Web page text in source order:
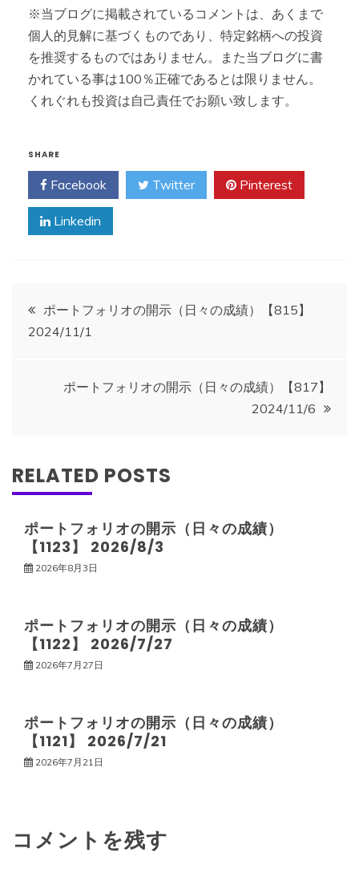
※当ブログに掲載されているコメントは、あくまで
個人的見解に基づくものであり、特定銘柄への投資
を推奨するものではありません。また当ブログに書
かれている事は100％正確であるとは限りません。
くれぐれも投資は自己責任でお願い致します。
SHARE
Facebook Twitter Pinterest
Linkedin
投
稿
ゲ
ー
シ
ン
ポートフォリオの開示（日々の成績）【815】
2024/11/1
ポートフォリオの開示（日々の成績）【817】
2024/11/6
RELATED POSTS
ポートフォリオの開示（日々の成績）
【1123】 2026/8/3
2026年8月3日
ポートフォリオの開示（日々の成績）
【1122】 2026/7/27
2026年7月27日
ポートフォリオの開示（日々の成績）
【1121】 2026/7/21
2026年7月21日
コメントを残す